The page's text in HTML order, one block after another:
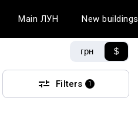
Main ЛУН New buildings
грн $
Filters 1